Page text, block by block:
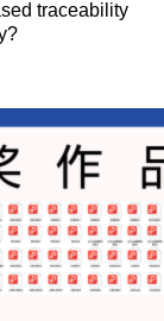
traceability